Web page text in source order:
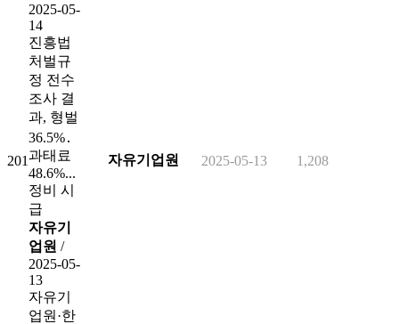
2025-05-
14
201
진흥법
처벌규
정 전수
조사 결
과, 형벌
36.5%․
과태료
48.6%...
정비 시
급
자유기
업원 /
2025-05-
13
자유기업원 2025-05-13 1,208
자유기
업원·한